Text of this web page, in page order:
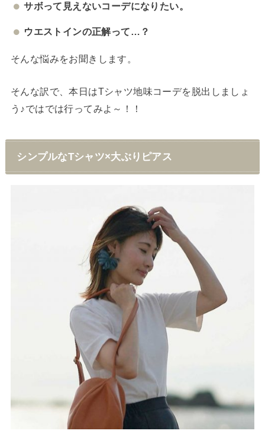
サボって見えないコーデになりたい。
ウエストインの正解って…？
そんな悩みをお聞きします。
そんな訳で、本日はTシャツ地味コーデを脱出しましょ
う♪ではでは行ってみよ～！！
シンプルなTシャツ×大ぶりピアス